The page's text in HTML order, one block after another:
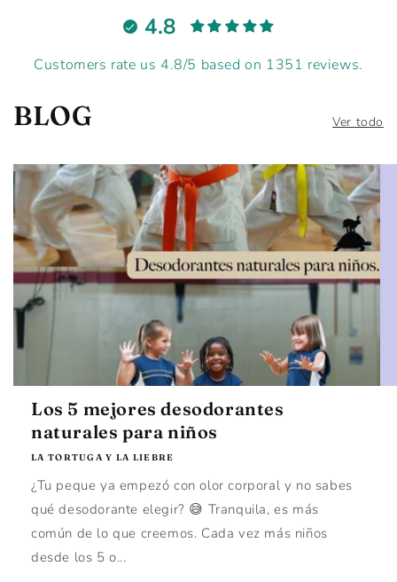
4.8
Customers rate us 4.8/5 based on 1351 reviews.
BLOG Ver todo
Los 5 mejores desodorantes
naturales para niños
LA TORTUGA Y LA LIEBRE
¿Tu peque ya empezó con olor corporal y no sabes
qué desodorante elegir? 😅 Tranquila, es más
común de lo que creemos. Cada vez más niños
desde los 5 o...